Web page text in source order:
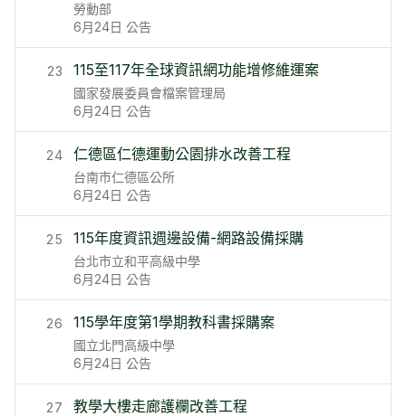
勞動部
6月24日 公告
23 115至117年全球資訊網功能增修維運案
國家發展委員會檔案管理局
6月24日 公告
24 仁德區仁德運動公園排水改善工程
台南市仁德區公所
6月24日 公告
25 115年度資訊週邊設備-網路設備採購
台北市立和平高級中學
6月24日 公告
26 115學年度第1學期教科書採購案
國立北門高級中學
6月24日 公告
27 教學大樓走廊護欄改善工程